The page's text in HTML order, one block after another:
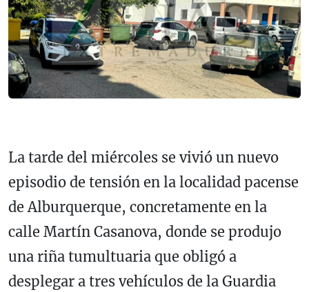
La tarde del miércoles se vivió un nuevo
episodio de tensión en la localidad pacense
de Alburquerque, concretamente en la
calle Martín Casanova, donde se produjo
una riña tumultuaria que obligó a
desplegar a tres vehículos de la Guardia